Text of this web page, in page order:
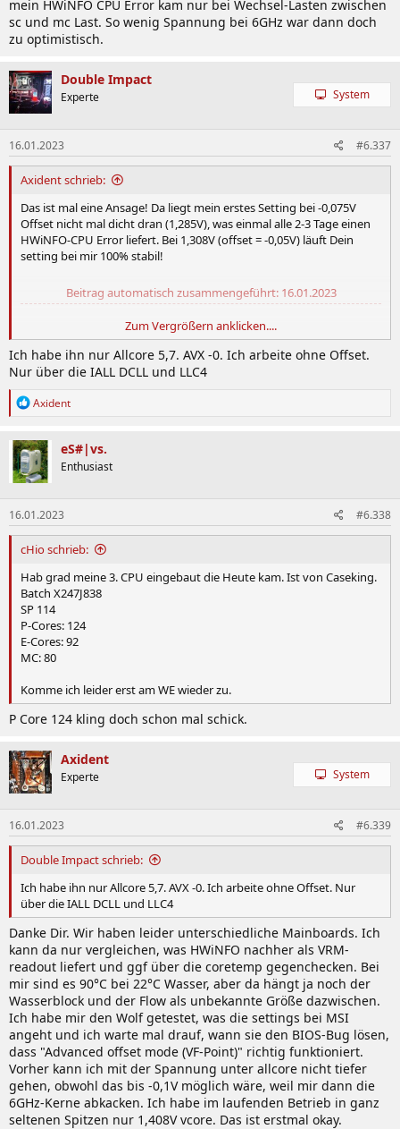
mein HWiNFO CPU Error kam nur bei Wechsel-Lasten zwischen
sc und mc Last. So wenig Spannung bei 6GHz war dann doch
zu optimistisch.
Double Impact
Experte System
16.01.2023 #6.337
Axident schrieb:
Das ist mal eine Ansage! Da liegt mein erstes Setting bei -0,075V
Offset nicht mal dicht dran (1,285V), was einmal alle 2-3 Tage einen
HWiNFO-CPU Error liefert. Bei 1,308V (offset = -0,05V) läuft Dein
setting bei mir 100% stabil!
Beitrag automatisch zusammengeführt: 16.01.2023
Double Impact
, hast Du Deine KF auf all core 5,7 ausgelegt, oder
macht sie auch in dem Setting 2x6Ghz, wenn nur sc Last anliegt?
mein HWiNFO CPU Error kam nur bei Wechsel-Lasten zwischen sc
und mc Last. So wenig Spannung bei 6GHz war dann doch zu
optimistisch.
Zum Vergrößern anklicken....
Ich habe ihn nur Allcore 5,7. AVX -0. Ich arbeite ohne Offset.
Nur über die IALL DCLL und LLC4
R
k
t
i
o
n
e
n
:
Axident
eS#|vs.
Enthusiast
16.01.2023 #6.338
cHio schrieb:
Hab grad meine 3. CPU eingebaut die Heute kam. Ist von Caseking.
Batch X247J838
SP 114
P-Cores: 124
E-Cores: 92
MC: 80
Komme ich leider erst am WE wieder zu.
P Core 124 kling doch schon mal schick.
Axident
Experte System
16.01.2023 #6.339
Double Impact schrieb:
Ich habe ihn nur Allcore 5,7. AVX -0. Ich arbeite ohne Offset. Nur
über die IALL DCLL und LLC4
Danke Dir. Wir haben leider unterschiedliche Mainboards. Ich
kann da nur vergleichen, was HWiNFO nachher als VRM-
readout liefert und ggf über die coretemp gegenchecken. Bei
mir sind es 90°C bei 22°C Wasser, aber da hängt ja noch der
Wasserblock und der Flow als unbekannte Größe dazwischen.
Ich habe mir den Wolf getestet, was die settings bei MSI
angeht und ich warte mal drauf, wann sie den BIOS-Bug lösen,
dass "Advanced offset mode (VF-Point)" richtig funktioniert.
Vorher kann ich mit der Spannung unter allcore nicht tiefer
gehen, obwohl das bis -0,1V möglich wäre, weil mir dann die
6GHz-Kerne abkacken. Ich habe im laufenden Betrieb in ganz
seltenen Spitzen nur 1,408V vcore. Das ist erstmal okay.